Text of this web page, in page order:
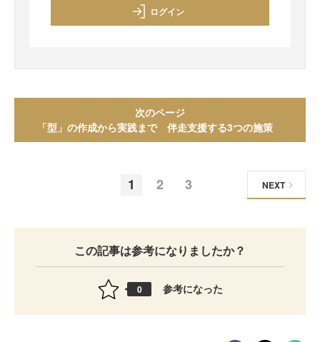
ログイン
次のページ
「型」の作成から実践まで 伴走支援する3つの施策
1 2 3 NEXT
この記事は参考になりましたか？
0 参考になった